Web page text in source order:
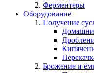
Ферментеры
Оборудование
Получение
Брожение и